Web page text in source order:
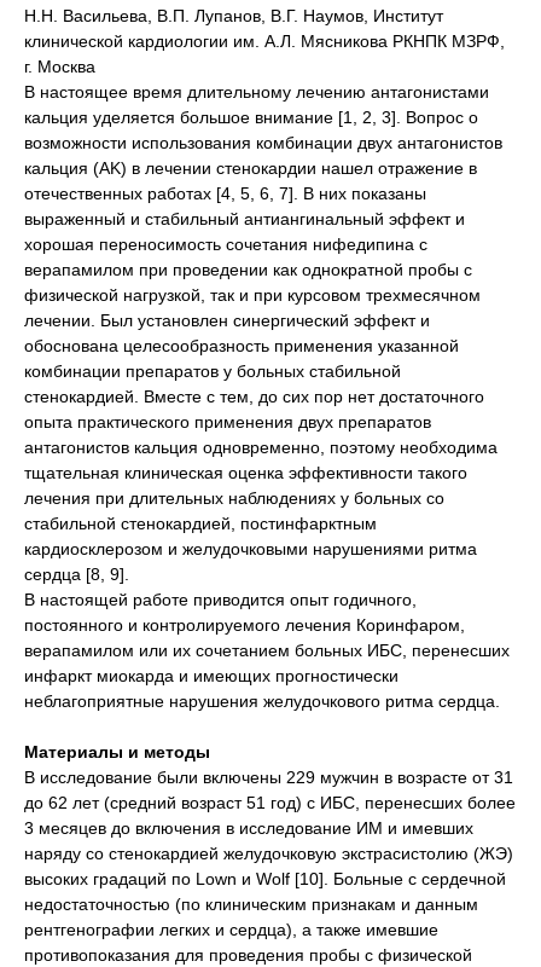
Н.Н. Васильева, В.П. Лупанов, В.Г. Наумов, Институт
клинической кардиологии им. А.Л. Мясникова РКНПК МЗРФ,
г. Москва
В настоящее время длительному лечению антагонистами
кальция уделяется большое внимание [1, 2, 3]. Вопрос о
возможности использования комбинации двух антагонистов
кальция (AK) в лечении стенокардии нашел отражение в
отечественных работах [4, 5, 6, 7]. В них показаны
выраженный и стабильный антиангинальный эффект и
хорошая переносимость сочетания нифедипина с
верапамилом при проведении как однократной пробы с
физической нагрузкой, так и при курсовом трехмесячном
лечении. Был установлен синергический эффект и
обоснована целесообразность применения указанной
комбинации препаратов у больных стабильной
стенокардией. Вместе с тем, до сих пор нет достаточного
опыта практического применения двух препаратов
антагонистов кальция одновременно, поэтому необходима
тщательная клиническая оценка эффективности такого
лечения при длительных наблюдениях у больных со
стабильной стенокардией, постинфарктным
кардиосклерозом и желудочковыми нарушениями ритма
сердца [8, 9].
В настоящей работе приводится опыт годичного,
постоянного и контролируемого лечения Коринфаром,
верапамилом или их сочетанием больных ИБС, перенесших
инфаркт миокарда и имеющих прогностически
неблагоприятные нарушения желудочкового ритма сердца.
Материалы и методы
В исследование были включены 229 мужчин в возрасте от 31
до 62 лет (средний возраст 51 год) с ИБС, перенесших более
3 месяцев до включения в исследование ИМ и имевших
наряду со стенокардией желудочковую экстрасистолию (ЖЭ)
высоких градаций по Lown и Wolf [10]. Больные с сердечной
недостаточностью (по клиническим признакам и данным
рентгенографии легких и сердца), а также имевшие
противопоказания для проведения пробы с физической